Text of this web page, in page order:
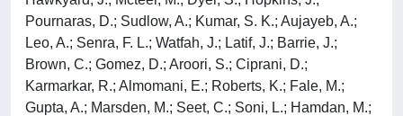
Pournaras, D.; Sudlow, A.; Kumar, S. K.; Aujayeb, A.;
Leo, A.; Senra, F. L.; Watfah, J.; Latif, J.; Barrie, J.;
Brown, C.; Gomez, D.; Aroori, S.; Ciprani, D.;
Karmarkar, R.; Almomani, E.; Roberts, K.; Fale, M.;
Gupta, A.; Marsden, M.; Seet, C.; Soni, L.; Hamdan, M.;